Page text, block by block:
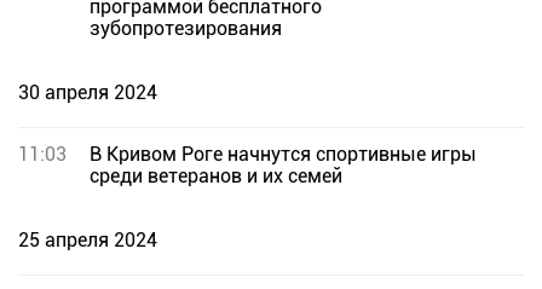
программой бесплатного
зубопротезирования
30 апреля 2024
11:03
В Кривом Роге начнутся спортивные игры
среди ветеранов и их семей
25 апреля 2024